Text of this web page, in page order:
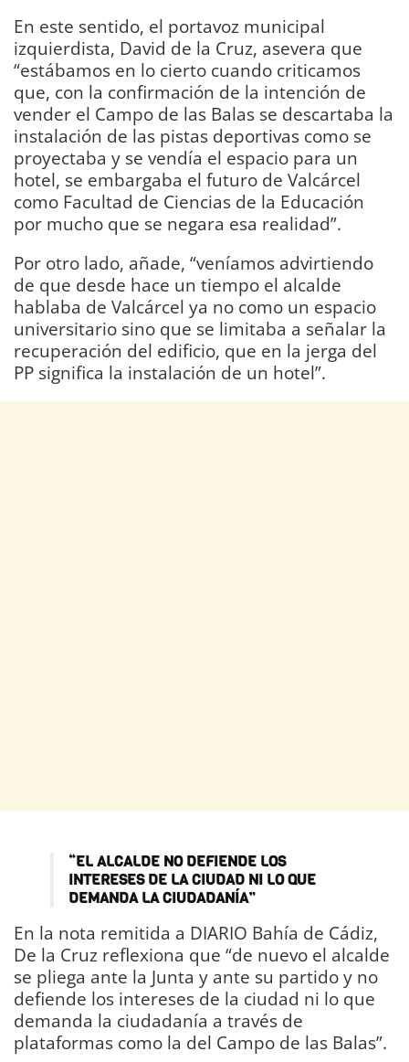
En este sentido, el portavoz municipal
izquierdista, David de la Cruz, asevera que
“estábamos en lo cierto cuando criticamos
que, con la confirmación de la intención de
vender el Campo de las Balas se descartaba la
instalación de las pistas deportivas como se
proyectaba y se vendía el espacio para un
hotel, se embargaba el futuro de Valcárcel
como Facultad de Ciencias de la Educación
por mucho que se negara esa realidad”.
Por otro lado, añade, “veníamos advirtiendo
de que desde hace un tiempo el alcalde
hablaba de Valcárcel ya no como un espacio
universitario sino que se limitaba a señalar la
recuperación del edificio, que en la jerga del
PP significa la instalación de un hotel”.
“EL ALCALDE NO DEFIENDE LOS
INTERESES DE LA CIUDAD NI LO QUE
DEMANDA LA CIUDADANÍA”
En la nota remitida a DIARIO Bahía de Cádiz,
De la Cruz reflexiona que “de nuevo el alcalde
se pliega ante la Junta y ante su partido y no
defiende los intereses de la ciudad ni lo que
demanda la ciudadanía a través de
plataformas como la del Campo de las Balas”.